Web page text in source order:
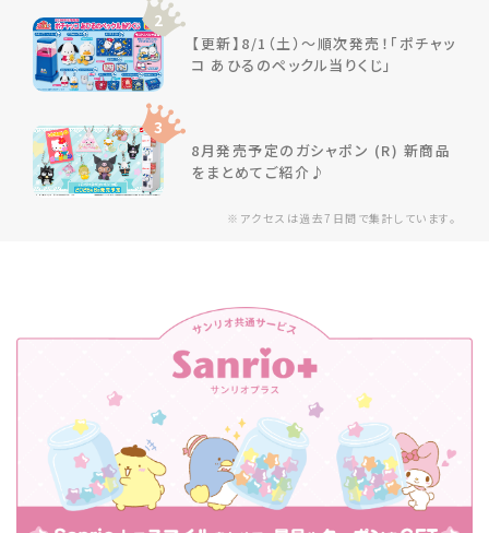
※アクセスは過去7日間で集計しています。
2
【更新】8/1（土）～順次発売！「ポチャッ
コ あひるのペックル当りくじ」
3
8月発売予定のガシャポン (R) 新商品
をまとめてご紹介♪